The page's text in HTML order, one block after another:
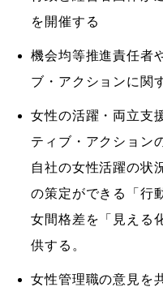
を開催する
機会均等推進責任者
ブ・アクションに関
女性の活躍・両立支
ティブ・アクション
自社の女性活躍の状
の策定ができる「行
女間格差を「見える
供する。
女性管理職の意見を